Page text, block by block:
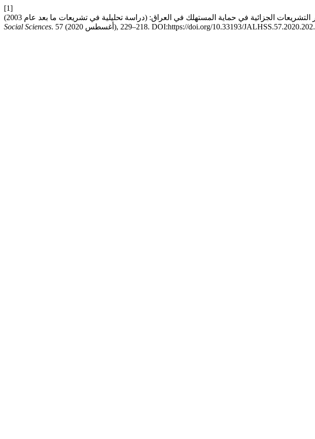
[1]
Social Sciences
. 57 (أغسطس 2020), 218–229. DOI:https://doi.org/10.33193/JALHSS.57.2020.202.